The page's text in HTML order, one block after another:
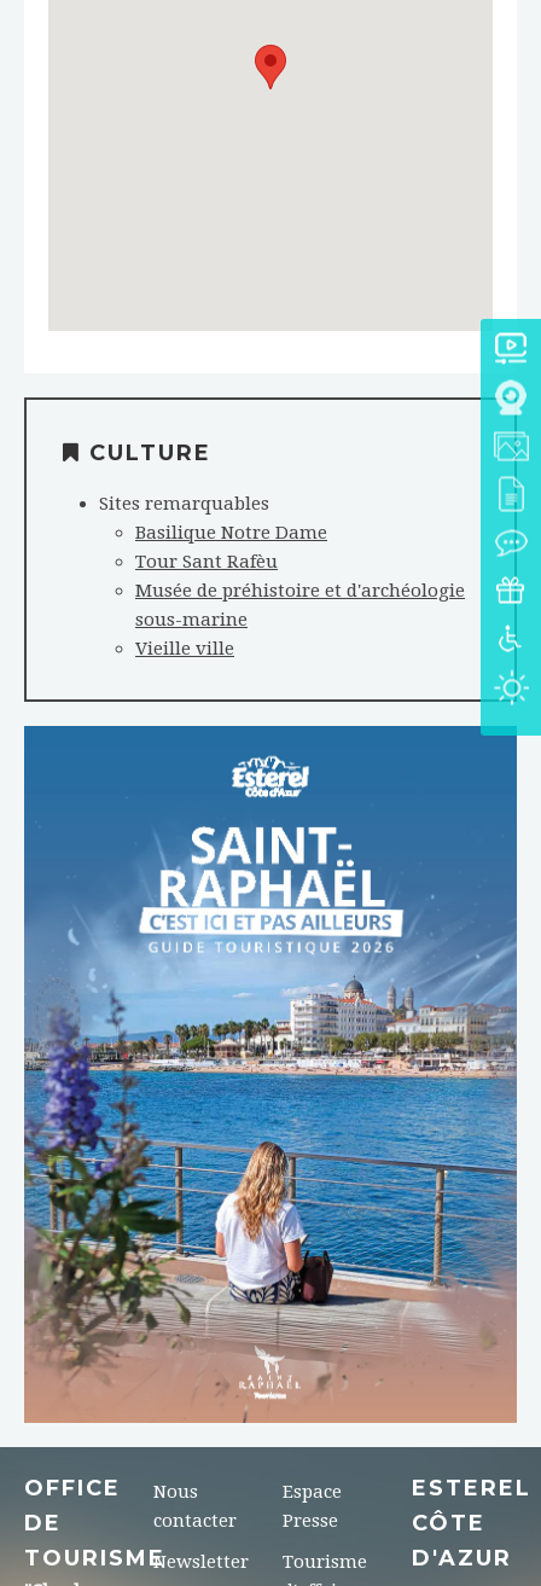
CULTURE
Sites remarquables
Basilique Notre Dame
Tour Sant Rafèu
Musée de préhistoire et d'archéologie
sous-marine
Vieille ville
TÉLÉCHARGER
OFFICE
DE
TOURISME
Nous
contacter
Newsletter
Espace
Presse
Tourisme
ESTEREL
CÔTE
D'AZUR